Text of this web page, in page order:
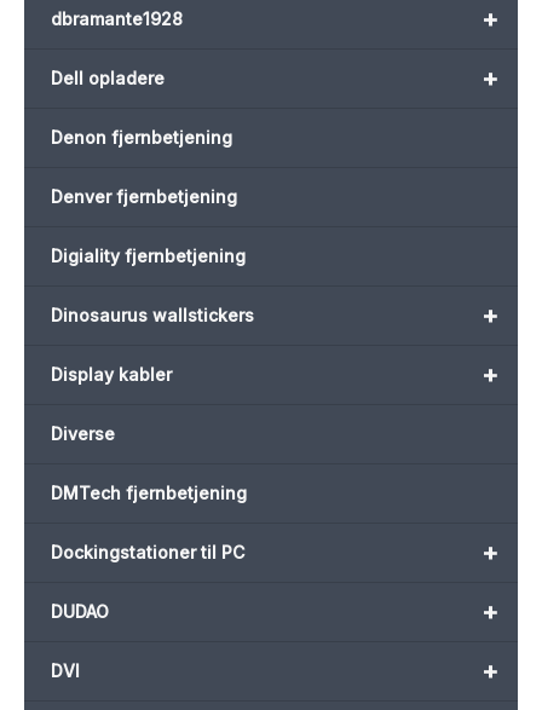
+
dbramante1928
+
Dell opladere
Denon fjernbetjening
Denver fjernbetjening
Digiality fjernbetjening
+
Dinosaurus wallstickers
+
Display kabler
Diverse
DMTech fjernbetjening
+
Dockingstationer til PC
+
DUDAO
+
DVI